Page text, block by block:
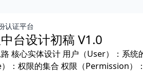
认证平台
台设计初稿 V1.0
核心实体设计 用户（User）：系统
）：权限的集合 权限（Permission）